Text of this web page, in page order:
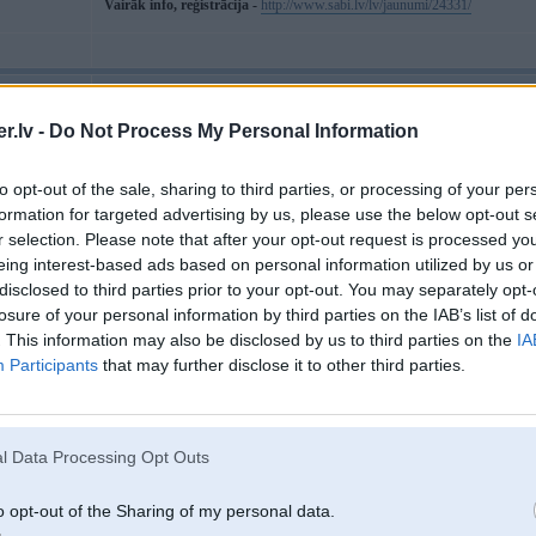
- Do Not Process My Personal Information
opt-out of the sale, sharing to third parties, or processing of your
for targeted advertising by us, please use the below opt-out
selection. Please note that after your opt-out request is processed
interest-based ads based on personal information utilized by us
to third parties prior to your opt-out. You may separately
of your personal information by third parties on the IAB’s list of
This information may also be disclosed by us to third parties on the
Participants that may further disclose it to other third parties.
Data Processing Opt Outs
opt-out of the Sharing of my personal data.
Vairāk info, reģistrācija - http://www.sabi.lv/lv/jaunumi/24331/
uz
pacelu. lidz cikiem iet tas dragreisa treniņš?
16. Jul 2010, 16:09